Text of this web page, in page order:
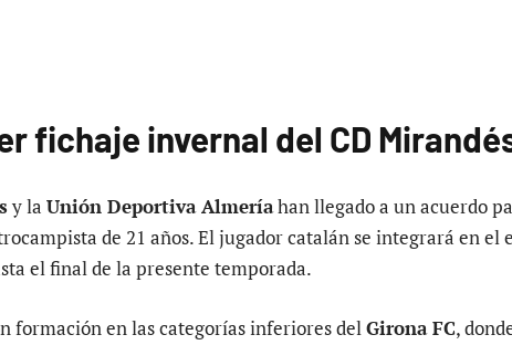
fichaje invernal del CD
y la Unión Deportiva Almeríahan llegado a un acuerdo
de 21 años. El jugador catalán se integrará en el
el final de la presente temporada.
formación en las categorías inferiores delGirona FC,